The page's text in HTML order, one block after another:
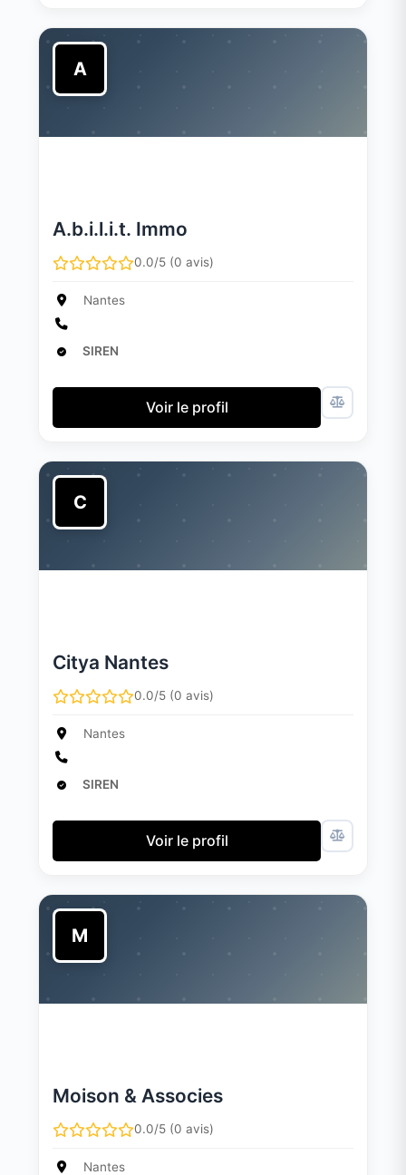
A
A.b.i.l.i.t. Immo
0.0/5 (0 avis)
Nantes
SIREN
Voir le profil
C
Citya Nantes
0.0/5 (0 avis)
Nantes
SIREN
Voir le profil
M
Moison & Associes
0.0/5 (0 avis)
Nantes